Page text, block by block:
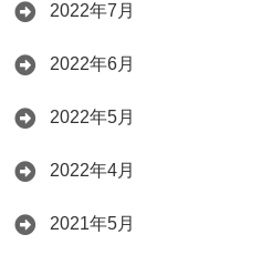
2022年7月
2022年6月
2022年5月
2022年4月
2021年5月